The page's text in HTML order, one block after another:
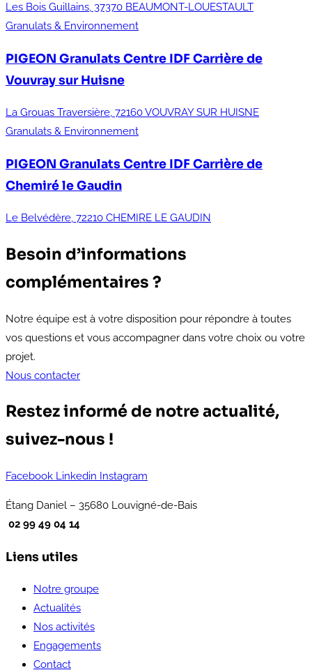
Les Bois Guillains, 37370 BEAUMONT-LOUESTAULT
Granulats & Environnement
PIGEON Granulats Centre IDFCarrière de
Vouvray sur Huisne
La Grouas Traversière, 72160 VOUVRAY SUR HUISNE
Granulats & Environnement
PIGEON Granulats Centre IDFCarrière de
Chemiré le Gaudin
Le Belvédère, 72210 CHEMIRE LE GAUDIN
Besoin d’informations
complémentaires ?
Notre équipe est à votre disposition pour répondre à toutes
vos questions et vous accompagner dans votre choix ou votre
projet.
Nous contacter
Restez informé de notre actualité,
suivez-nous !
Facebook Linkedin Instagram
Étang Daniel – 35680 Louvigné-de-Bais
02 99 49 04 14
Liens utiles
Notre groupe
Actualités
Nos activités
Engagements
Contact